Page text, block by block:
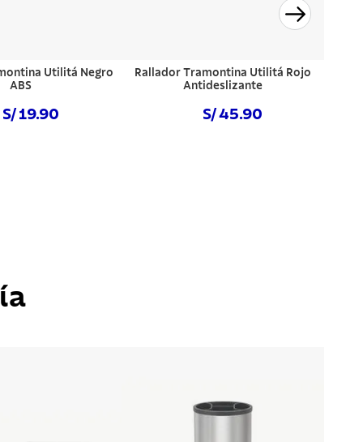
Utilitá Negro
ABS
S/ 19.90
Rallador Tramontina Utilitá Rojo
Antideslizante
S/ 45.90